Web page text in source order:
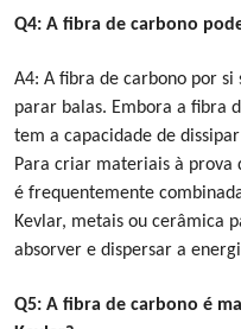
Q4: A fibra de carbono
A4: A fibra de carbono por
parar balas. Embora a fibra
tem a capacidade de
Para criar materiais à prova
é frequentemente
Kevlar, metais ou cerâmica
absorver e dispersar a
Q5: A fibra de carbono é